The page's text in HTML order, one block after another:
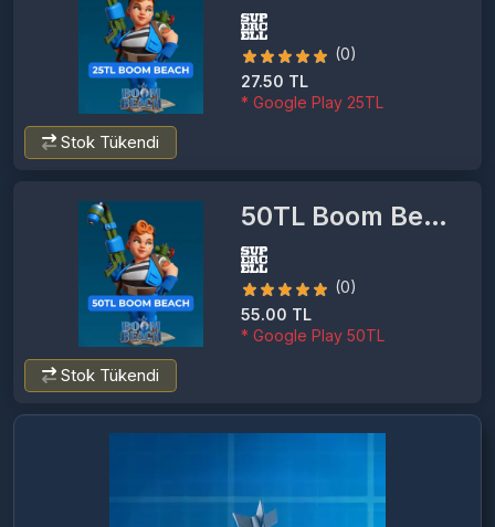
(0)
27.50 TL
* Google Play 25TL
Stok Tükendi
50TL Boom Beach
(0)
55.00 TL
* Google Play 50TL
Stok Tükendi